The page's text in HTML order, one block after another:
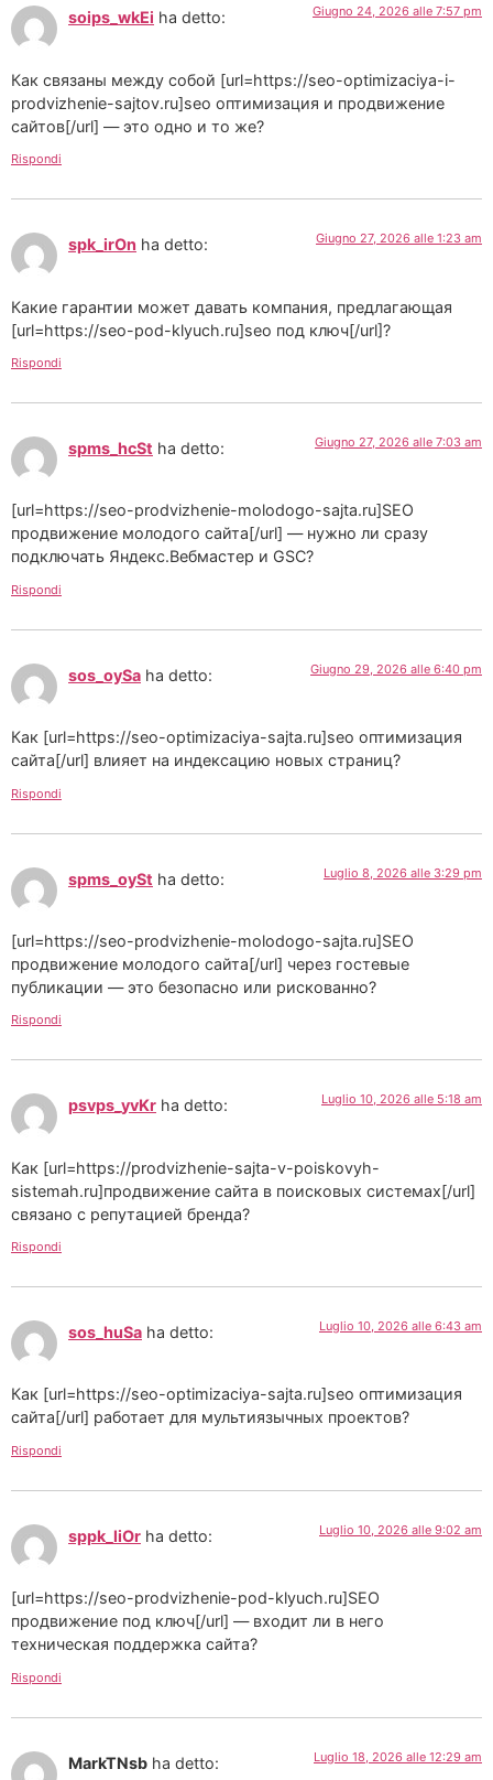
soips_wkEi ha detto: Giugno 24, 2026 alle 7:57 pm
Как связаны между собой [url=https://seo-optimizaciya-i-
prodvizhenie-sajtov.ru]seo оптимизация и продвижение
сайтов[/url] — это одно и то же?
Rispondi
spk_irOn ha detto: Giugno 27, 2026 alle 1:23 am
Какие гарантии может давать компания, предлагающая
[url=https://seo-pod-klyuch.ru]seo под ключ[/url]?
Rispondi
spms_hcSt ha detto: Giugno 27, 2026 alle 7:03 am
[url=https://seo-prodvizhenie-molodogo-sajta.ru]SEO
продвижение молодого сайта[/url] — нужно ли сразу
подключать Яндекс.Вебмастер и GSC?
Rispondi
sos_oySa ha detto: Giugno 29, 2026 alle 6:40 pm
Как [url=https://seo-optimizaciya-sajta.ru]seo оптимизация
сайта[/url] влияет на индексацию новых страниц?
Rispondi
spms_oySt ha detto: Luglio 8, 2026 alle 3:29 pm
[url=https://seo-prodvizhenie-molodogo-sajta.ru]SEO
продвижение молодого сайта[/url] через гостевые
публикации — это безопасно или рискованно?
Rispondi
psvps_yvKr ha detto: Luglio 10, 2026 alle 5:18 am
Как [url=https://prodvizhenie-sajta-v-poiskovyh-
sistemah.ru]продвижение сайта в поисковых системах[/url]
связано с репутацией бренда?
Rispondi
sos_huSa ha detto: Luglio 10, 2026 alle 6:43 am
Как [url=https://seo-optimizaciya-sajta.ru]seo оптимизация
сайта[/url] работает для мультиязычных проектов?
Rispondi
sppk_liOr ha detto: Luglio 10, 2026 alle 9:02 am
[url=https://seo-prodvizhenie-pod-klyuch.ru]SEO
продвижение под ключ[/url] — входит ли в него
техническая поддержка сайта?
Rispondi
MarkTNsb ha detto: Luglio 18, 2026 alle 12:29 am